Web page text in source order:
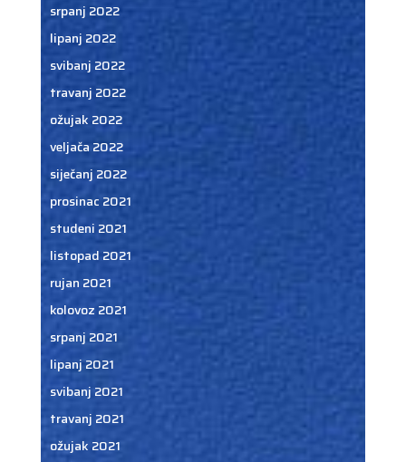
srpanj 2022
lipanj 2022
svibanj 2022
travanj 2022
ožujak 2022
veljača 2022
siječanj 2022
prosinac 2021
studeni 2021
listopad 2021
rujan 2021
kolovoz 2021
srpanj 2021
lipanj 2021
svibanj 2021
travanj 2021
ožujak 2021